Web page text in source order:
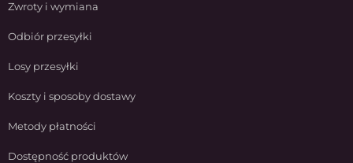
Zwroty i wymiana
Odbiór przesyłki
Losy przesyłki
Koszty i sposoby dostawy
Metody płatności
Dostępność produktów